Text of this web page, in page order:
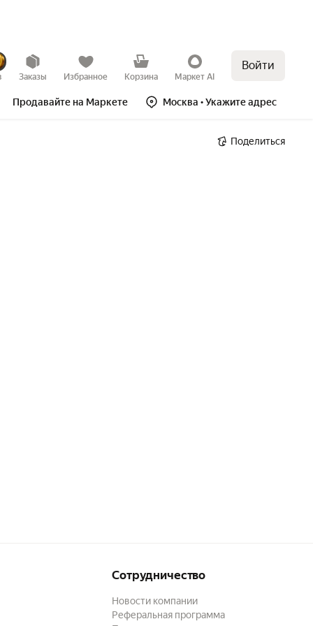
Заказы Избранное Корзина Маркет AI
Войти
Продавайте на Маркете Москва • Укажите адрес
Поделиться
Сотрудничество
Новости компании
Реферальная программа